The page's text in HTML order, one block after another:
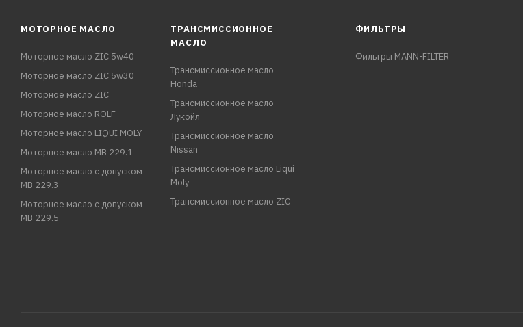
МОТОРНОЕ МАСЛО
Моторное масло ZIC 5w40
Моторное масло ZIC 5w30
Моторное масло ZIC
Моторное масло ROLF
Моторное масло LIQUI MOLY
Моторное масло MB 229.1
Моторное масло с допуском
MB 229.3
Моторное масло с допуском
MB 229.5
ТРАНСМИССИОННОЕ
МАСЛО
Трансмиссионное масло
Honda
Трансмиссионное масло
Лукойл
Трансмиссионное масло
Nissan
Трансмиссионное масло Liqui
Moly
Трансмиссионное масло ZIC
ФИЛЬТРЫ
Фильтры MANN-FILTER